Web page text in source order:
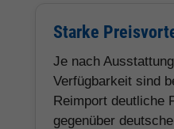
Starke
Je nach
Verfügbarkeit sind
Reimport deutliche
gegenüber